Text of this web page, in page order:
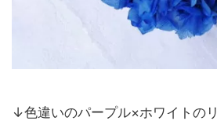
↓色違いのパープル×ホワイトの